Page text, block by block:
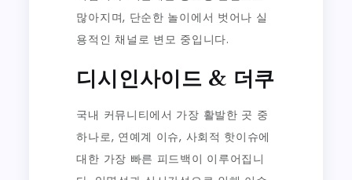
많아지며, 단순한 놀이에서 벗어나 실
용적인 채널로 변모 중입니다.
디시인사이드 & 더쿠
국내 커뮤니티에서 가장 활발한 곳 중
하나로, 연예계 이슈, 사회적 핫이슈에
대한 가장 빠른 피드백이 이루어집니